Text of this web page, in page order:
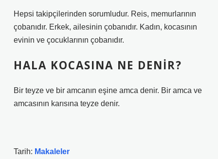
Hepsi takipçilerinden sorumludur. Reis, memurlarının
çobanıdır. Erkek, ailesinin çobanıdır. Kadın, kocasının
evinin ve çocuklarının çobanıdır.
HALA KOCASINA NE DENIR?
Bir teyze ve bir amcanın eşine amca denir. Bir amca ve
amcasının karısına teyze denir.
Tarih: Makaleler